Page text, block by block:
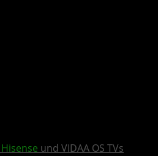
Hisense und VIDAA OS TVs